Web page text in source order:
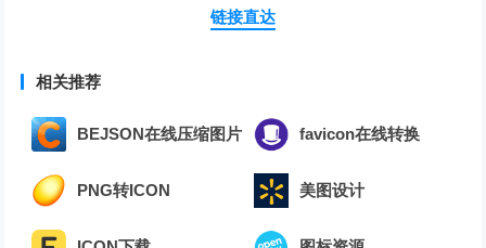
链接直达
相关推荐
BEJSON在线压缩图片 favicon在线转换
PNG转ICON 美图设计